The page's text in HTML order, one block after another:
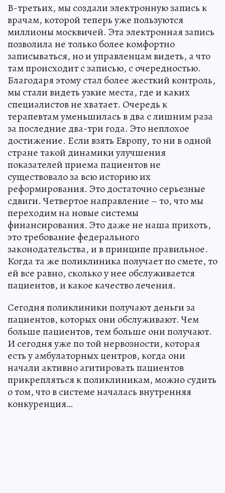
В-третьих, мы создали электронную запись к
врачам, которой теперь уже пользуются
миллионы москвичей. Эта электронная запись
позволила не только более комфортно
записываться, но и управленцам видеть, а что
там происходит с записью, с очередностью.
Благодаря этому стал более жесткий контроль,
мы стали видеть узкие места, где и каких
специалистов не хватает. Очередь к
терапевтам уменьшилась в два с лишним раза
за последние два-три года. Это неплохое
достижение. Если взять Европу, то ни в одной
стране такой динамики улучшения
показателей приема пациентов не
существовало за всю историю их
реформирования. Это достаточно серьезные
сдвиги. Четвертое направление – то, что мы
переходим на новые системы
финансирования. Это даже не наша прихоть,
это требование федерального
законодательства, и в принципе правильное.
Когда та же поликлиника получает по смете, то
ей все равно, сколько у нее обслуживается
пациентов, и какое качество лечения.
Сегодня поликлиники получают деньги за
пациентов, которых они обслуживают. Чем
больше пациентов, тем больше они получают.
И сегодня уже по той нервозности, которая
есть у амбулаторных центров, когда они
начали активно агитировать пациентов
прикрепляться к поликлиникам, можно судить
о том, что в системе началась внутренняя
конкуренция…